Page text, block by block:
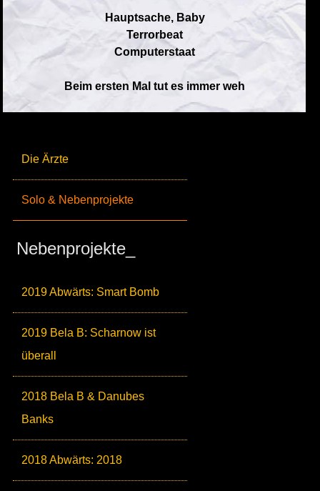
Die Ärzte
Solo & Nebenprojekte
Nebenprojekte_
2019 Abwärts: Smart Bomb
2019 Bela B: Scharnow ist
überall
2018 Bela B & Danubes
Banks
2018 Abwärts: 2018
Hauptsache, Baby
Terrorbeat
Computerstaat
Beim ersten Mal tut es immer weh